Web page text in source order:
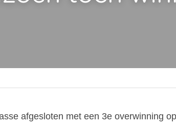
afgesloten met een 3e overwinning